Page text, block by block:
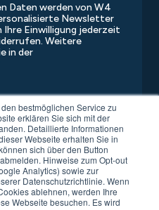
bestmöglichen Service zu
erklären Sie sich mit der
Detaillierte Informationen
Webseite erhalten Sie in
sich über den Button
Hinweise zum Opt-out
Analytics) sowie zur
Datenschutzrichtlinie. Wenn
ablehnen, werden Ihre
Webseite besuchen. Es wird
Daten werden von W4
Newsletter
Ihre Einwilligung jederzeit
Weitere
in der
Alle Rechte vorbehalten